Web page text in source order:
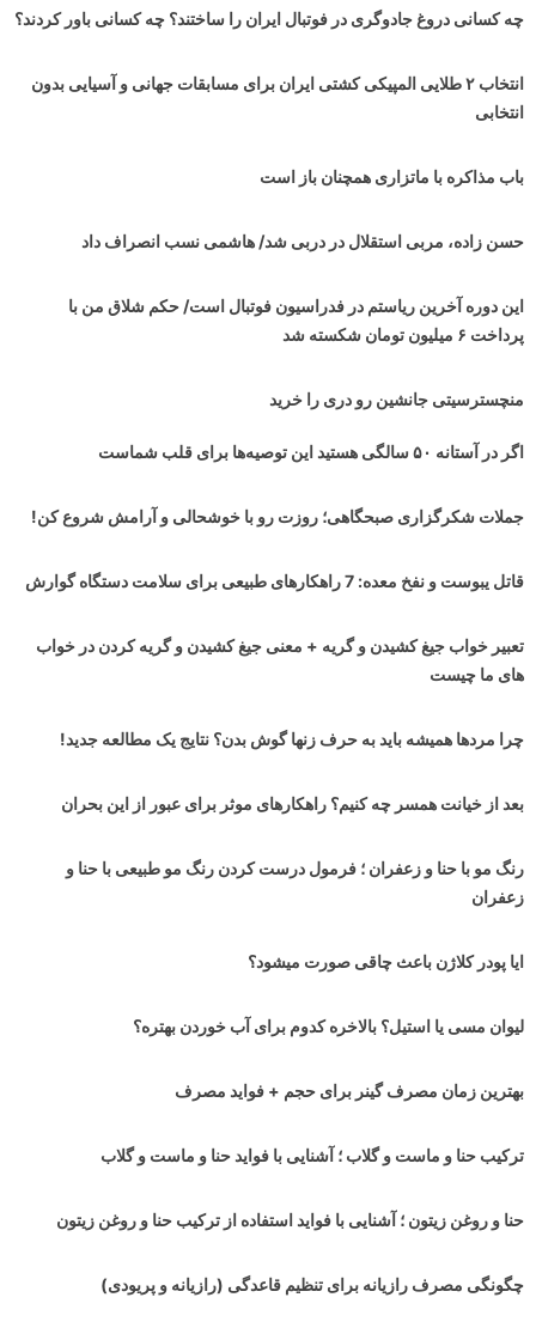
چه کسانی دروغ جادوگری در فوتبال ایران را ساختند؟ چه کسانی باور کردند؟
انتخاب ۲ طلایی المپیکی کشتی ایران برای مسابقات جهانی و آسیایی بدون
انتخابی
باب مذاکره با ماتزاری همچنان باز است
حسن زاده، مربی استقلال در دربی شد/ هاشمی نسب انصراف داد
این دوره آخرین ریاستم در فدراسیون فوتبال است/ حکم شلاق من با
پرداخت ۶ میلیون تومان شکسته شد
منچسترسیتی جانشین رو دری را خرید
اگر در آستانه ۵۰ سالگی هستید این توصیه‌ها برای قلب شماست
جملات شکرگزاری صبحگاهی؛ روزت رو با خوشحالی و آرامش شروع کن!
قاتل یبوست و نفخ معده: 7 راهکارهای طبیعی برای سلامت دستگاه گوارش
تعبیر خواب جیغ کشیدن و گریه + معنی جیغ کشیدن و گریه کردن در خواب
های ما چیست
چرا مردها همیشه باید به حرف زنها گوش بدن؟ نتایج یک مطالعه جدید!
بعد از خیانت همسر چه کنیم؟ راهکارهای موثر برای عبور از این بحران
رنگ مو با حنا و زعفران ؛ فرمول درست کردن رنگ مو طبیعی با حنا و
زعفران
ایا پودر کلاژن باعث چاقی صورت میشود؟
لیوان مسی یا استیل؟ بالاخره کدوم برای آب خوردن بهتره؟
بهترین زمان مصرف گینر برای حجم + فواید مصرف
ترکیب حنا و ماست و گلاب ؛ آشنایی با فواید حنا و ماست و گلاب
حنا و روغن زیتون ؛ آشنایی با فواید استفاده از ترکیب حنا و روغن زیتون
چگونگی مصرف رازیانه برای تنظیم قاعدگی (رازیانه و پریودی)